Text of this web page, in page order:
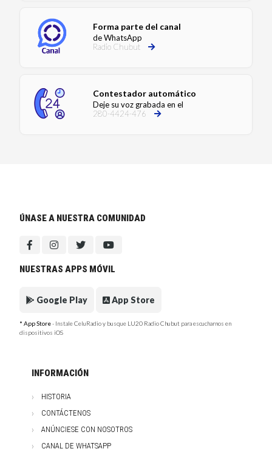
Forma parte del canal
de WhatsApp
Radio Chubut
Contestador automático
Deje su voz grabada en el
280-4424-476
ÚNASE A NUESTRA COMUNIDAD
NUESTRAS APPS MÓVIL
Google Play App Store
* App Store- Instale CeluRadio y busque LU20 Radio Chubut para escucharnos en
dispositivos iOS
INFORMACIÓN
HISTORIA
CONTÁCTENOS
ANÚNCIESE CON NOSOTROS
CANAL DE WHATSAPP